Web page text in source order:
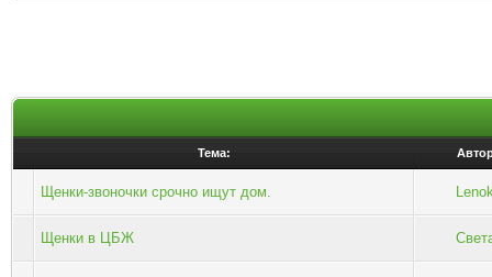
Тема:
Щенки-звоночки срочно ищут дом.
Щенки в ЦБЖ